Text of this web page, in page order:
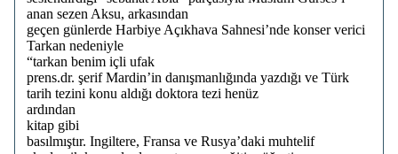
anan sezen Aksu, arkasından
geçen günlerde Harbiye Açıkhava Sahnesi’nde konser verici
Tarkan nedeniyle
“tarkan benim içli ufak
prens.dr. şerif Mardin’in danışmanlığında yazdığı ve Türk
tarih tezini konu aldığı doktora tezi henüz
ardından
kitap gibi
basılmıştır. Ingiltere, Fransa ve Rusya’daki muhtelif